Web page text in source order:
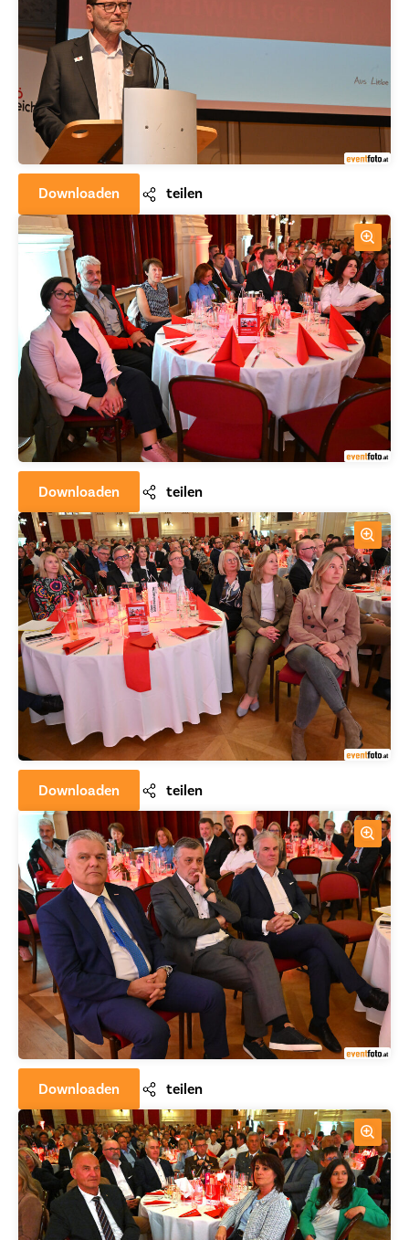
Downloaden teilen
Downloaden teilen
Downloaden teilen
Downloaden teilen